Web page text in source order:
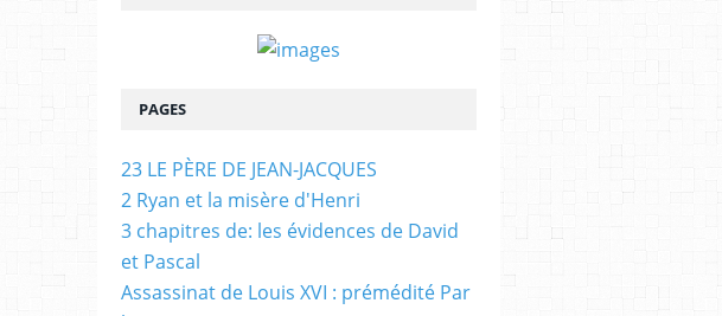
PAGES
23 LE PÈRE DE JEAN-JACQUES
2 Ryan et la misère d'Henri
3 chapitres de: les évidences de David
et Pascal
Assassinat de Louis XVI : prémédité Par